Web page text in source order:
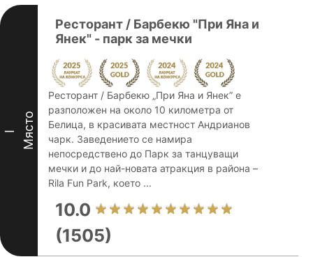
I Място
Ресторант / Барбекю "При Яна и
Янек" - парк за мечки
Ресторант / Барбекю „При Яна и Янек” е
разположен на около 10 километра от
Белица, в красивата местност Андрианов
чарк. Заведението се намира
непосредствено до Парк за танцуващи
мечки и до най-новата атракция в района –
Rila Fun Park, което ...
10.0
(1505)